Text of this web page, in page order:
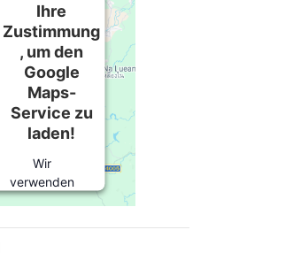
Ihre
Zustimmung
, um den
Google
Maps-
Service zu
laden!
Wir
verwenden
einen Service